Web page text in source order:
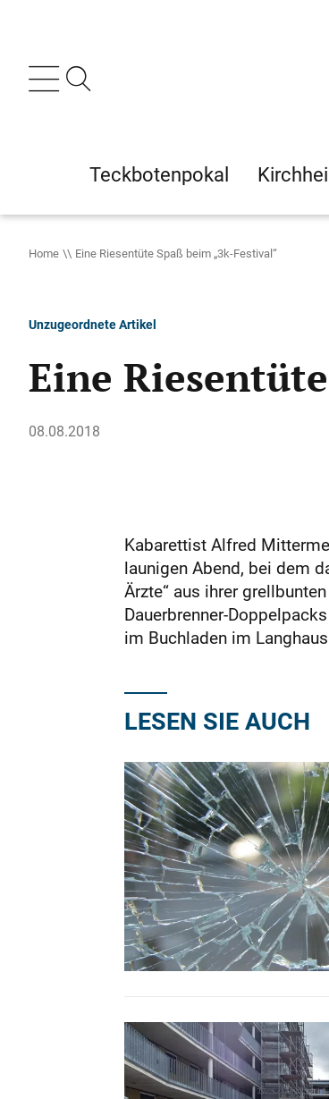
Teckbotenpokal
Home Eine Riesentüte Spaß beim „3k-Festival“
Unzugeordnete Artikel
Eine
08.08.2018
Kabarettist Alfred
launigen Abend, bei dem
Ärzte“ aus ihrer
Dauerbrenner-
im Buchladen im
LESEN SIE AUCH